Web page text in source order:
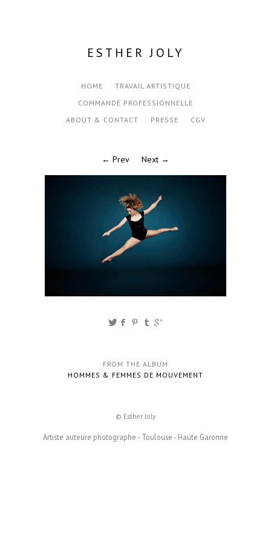
ESTHER JOLY
HOME
TRAVAIL ARTISTIQUE
COMMANDE PROFESSIONNELLE
ABOUT & CONTACT
PRESSE CGV
← Prev Next →
FROM THE ALBUM
HOMMES & FEMMES DE MOUVEMENT
© Esther Joly
Artiste auteure photographe - Toulouse - Haute Garonne